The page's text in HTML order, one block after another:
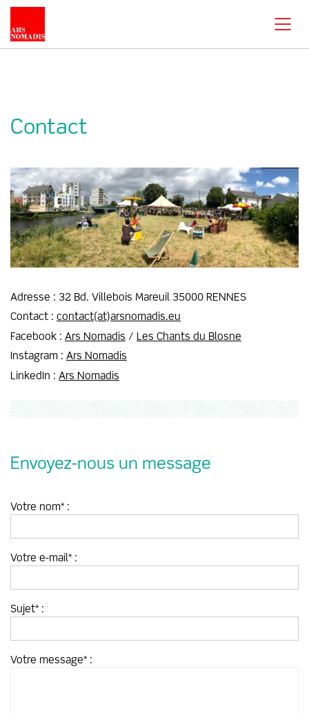
Contact
Adresse : 32 Bd. Villebois Mareuil 35000 RENNES
Contact : contact(at)arsnomadis.eu
Facebook : Ars Nomadis / Les Chants du Blosne
Instagram : Ars Nomadis
LinkedIn : Ars Nomadis
Envoyez-nous un message
Votre nom* :
Votre e-mail* :
Sujet* :
Votre message* :